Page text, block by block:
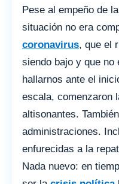
Pese al empeño de
situación no era
coronavirus, que el
siendo bajo y que
hallarnos ante el
escala, comenzaron
altisonantes.
administraciones.
enfurecidas a la
Nada nuevo: en